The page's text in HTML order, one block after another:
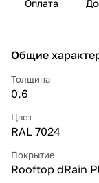
Оплата
Общие
Толщина
0,6
Цвет
RAL 7024
Покрытие
Rooftop dRain